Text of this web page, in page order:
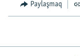
Paylaşmaq